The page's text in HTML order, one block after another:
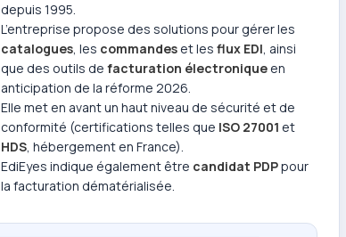
depuis 1995.
L’entreprise propose des solutions pour gérer les
catalogues, les commandeset les flux EDI, ainsi
que des outils de facturation électroniqueen
anticipation de la réforme 2026.
Elle met en avant un haut niveau de sécurité et de
conformité (certifications telles que ISO 27001 et
HDS, hébergement en France).
EdiEyes indique également être candidat PDPpour
la facturation dématérialisée.